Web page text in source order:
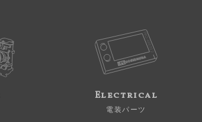
Electrical
電装パーツ